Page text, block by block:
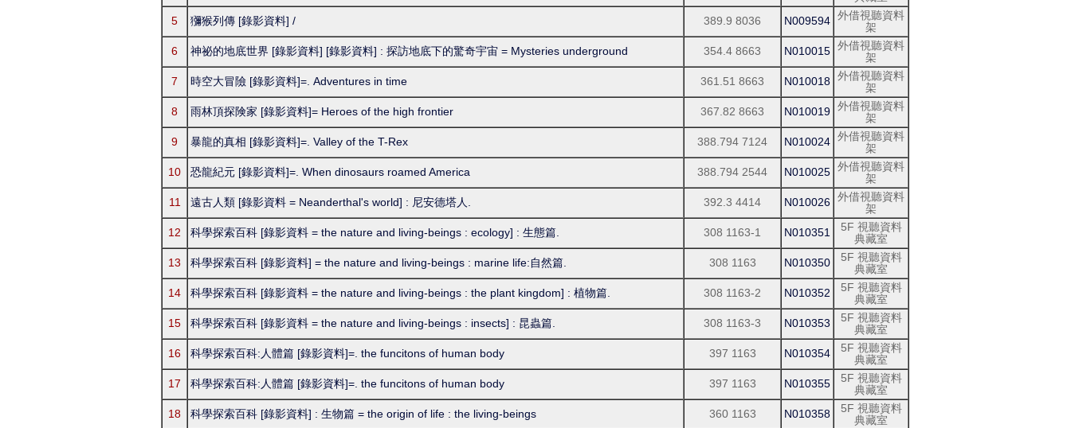
5
獼猴列傳 [錄影資料] / 389.9 8036 N009594 外借視聽資料
架
6
神祕的地底世界 [錄影資料] [錄影資料] : 探訪地底下的驚奇宇宙 = Mysteries underground 354.4 8663 N010015 外借視聽資料
架
7
時空大冒險 [錄影資料]=. Adventures in time 361.51 8663 N010018 外借視聽資料
架
8
雨林頂探険家 [錄影資料]= Heroes of the high frontier 367.82 8663 N010019 外借視聽資料
架
9
暴龍的真相 [錄影資料]=. Valley of the T-Rex 388.794 7124 N010024 外借視聽資料
架
10
恐龍紀元 [錄影資料]=. When dinosaurs roamed America 388.794 2544 N010025 外借視聽資料
架
11
遠古人類 [錄影資料 = Neanderthal's world] : 尼安德塔人. 392.3 4414 N010026 外借視聽資料
架
12
科學探索百科 [錄影資料 = the nature and living-beings : ecology] : 生態篇. 308 1163-1 N010351
5F 視聽資料
典藏室
13
科學探索百科 [錄影資料] = the nature and living-beings : marine life:自然篇. 308 1163 N010350
5F 視聽資料
典藏室
14
科學探索百科 [錄影資料 = the nature and living-beings : the plant kingdom] : 植物篇. 308 1163-2 N010352
5F 視聽資料
典藏室
15
科學探索百科 [錄影資料 = the nature and living-beings : insects] : 昆蟲篇. 308 1163-3 N010353
5F 視聽資料
典藏室
16
科學探索百科:人體篇 [錄影資料]=. the funcitons of human body 397 1163 N010354
5F 視聽資料
典藏室
17
科學探索百科:人體篇 [錄影資料]=. the funcitons of human body 397 1163 N010355
5F 視聽資料
典藏室
18
科學探索百科 [錄影資料] : 生物篇 = the origin of life : the living-beings 360 1163 N010358
5F 視聽資料
典藏室